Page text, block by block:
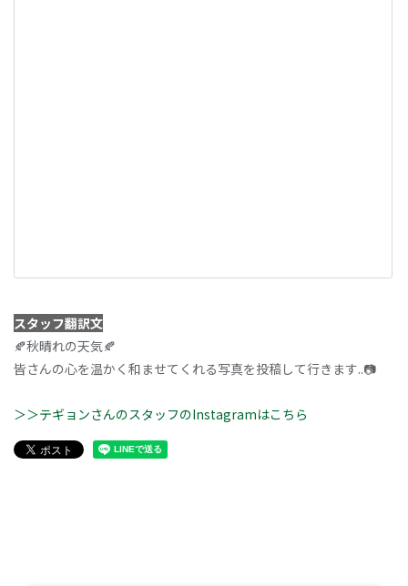
スタッフ翻訳文
🍂秋晴れの天気🍂
皆さんの心を温かく和ませてくれる写真を投稿して行きます..📷
＞＞テギョンさんのスタッフのInstagramはこちら